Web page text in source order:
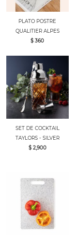
PLATO POSTRE
QUALITIER ALPES
$ 360
SET DE COCKTAIL
TAYLORS - SILVER
$ 2,900